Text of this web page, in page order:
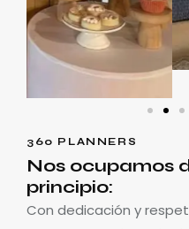
360 PLANNERS
Nos ocupamos
principio:
Con dedicación y